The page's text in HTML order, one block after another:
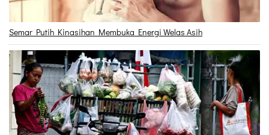
Semar Putih Kinasihan Membuka Energi Welas Asih